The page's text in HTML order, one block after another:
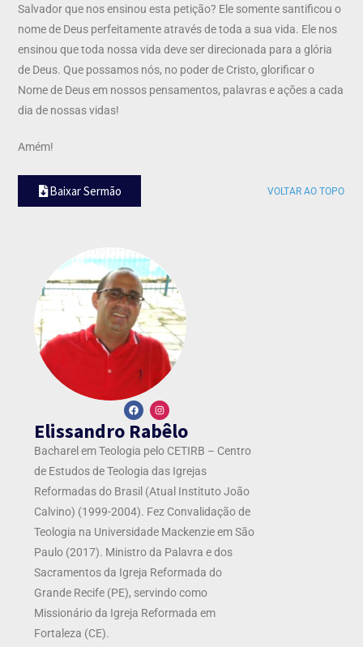
Salvador que nos ensinou esta petição? Ele somente santificou o
nome de Deus perfeitamente através de toda a sua vida. Ele nos
ensinou que toda nossa vida deve ser direcionada para a glória
de Deus. Que possamos nós, no poder de Cristo, glorificar o
Nome de Deus em nossos pensamentos, palavras e ações a cada
dia de nossas vidas!
Amém!
Baixar Sermão VOLTAR AO TOPO
Elissandro Rabêlo
Bacharel em Teologia pelo CETIRB – Centro
de Estudos de Teologia das Igrejas
Reformadas do Brasil (Atual Instituto João
Calvino) (1999-2004). Fez Convalidação de
Teologia na Universidade Mackenzie em São
Paulo (2017). Ministro da Palavra e dos
Sacramentos da Igreja Reformada do
Grande Recife (PE), servindo como
Missionário da Igreja Reformada em
Fortaleza (CE).